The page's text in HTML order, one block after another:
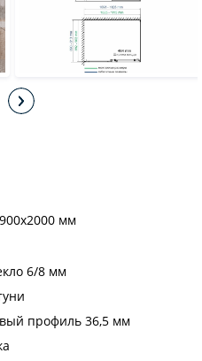
мм
6/8 мм
профиль 36,5 мм